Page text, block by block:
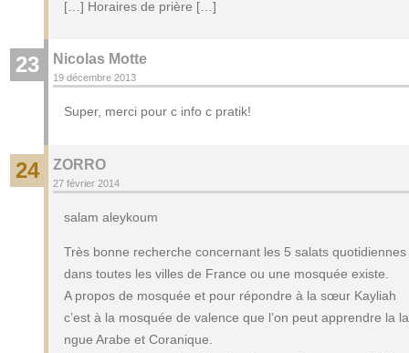
[…] Horaires de prière […]
23 Nicolas Motte
19 décembre 2013
Super, merci pour c info c pratik!
24 ZORRO
27 février 2014
salam aleykoum
Très bonne recherche concernant les 5 salats quotidiennes
dans toutes les villes de France ou une mosquée existe.
A propos de mosquée et pour répondre à la sœur Kayliah
c’est à la mosquée de valence que l’on peut apprendre la la
ngue Arabe et Coranique.